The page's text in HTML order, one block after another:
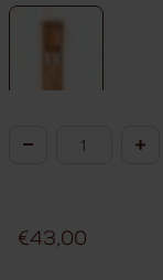
Post
niveau
€43,00